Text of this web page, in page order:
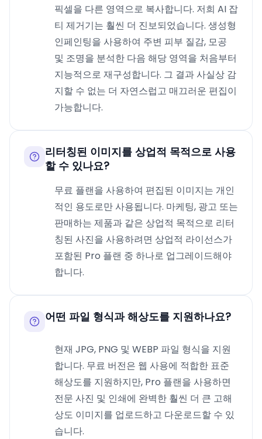
픽셀을 다른 영역으로 복사합니다. 저희 AI 잡
티 제거기는 훨씬 더 진보되었습니다. 생성형
인페인팅을 사용하여 주변 피부 질감, 모공
및 조명을 분석한 다음 해당 영역을 처음부터
지능적으로 재구성합니다. 그 결과 사실상 감
지할 수 없는 더 자연스럽고 매끄러운 편집이
가능합니다.
리터칭된 이미지를 상업적 목적으로 사용
할 수 있나요?
무료 플랜을 사용하여 편집된 이미지는 개인
적인 용도로만 사용됩니다. 마케팅, 광고 또는
판매하는 제품과 같은 상업적 목적으로 리터
칭된 사진을 사용하려면 상업적 라이선스가
포함된 Pro 플랜 중 하나로 업그레이드해야
합니다.
어떤 파일 형식과 해상도를 지원하나요?
현재 JPG, PNG 및 WEBP 파일 형식을 지원
합니다. 무료 버전은 웹 사용에 적합한 표준
해상도를 지원하지만, Pro 플랜을 사용하면
전문 사진 및 인쇄에 완벽한 훨씬 더 큰 고해
상도 이미지를 업로드하고 다운로드할 수 있
습니다.